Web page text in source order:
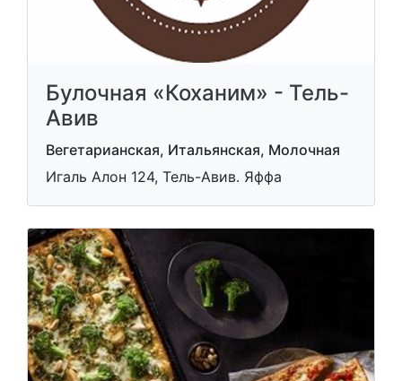
Булочная «Коханим» - Тель-
Авив
Вегетарианская, Итальянская, Молочная
Игаль Алон 124, Тель-Авив. Яффа